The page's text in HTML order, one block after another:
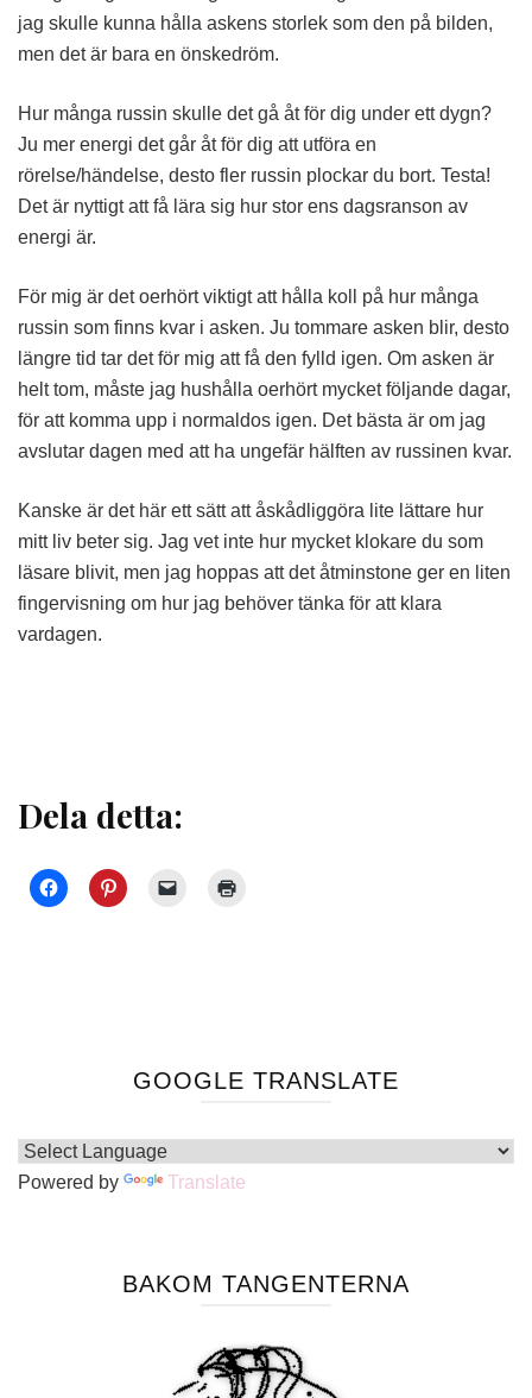
jag skulle kunna hålla askens storlek som den på bilden,
men det är bara en önskedröm.
Hur många russin skulle det gå åt för dig under ett dygn?
Ju mer energi det går åt för dig att utföra en
rörelse/händelse, desto fler russin plockar du bort. Testa!
Det är nyttigt att få lära sig hur stor ens dagsranson av
energi är.
För mig är det oerhört viktigt att hålla koll på hur många
russin som finns kvar i asken. Ju tommare asken blir, desto
längre tid tar det för mig att få den fylld igen. Om asken är
helt tom, måste jag hushålla oerhört mycket följande dagar,
för att komma upp i normaldos igen. Det bästa är om jag
avslutar dagen med att ha ungefär hälften av russinen kvar.
Kanske är det här ett sätt att åskådliggöra lite lättare hur
mitt liv beter sig. Jag vet inte hur mycket klokare du som
läsare blivit, men jag hoppas att det åtminstone ger en liten
fingervisning om hur jag behöver tänka för att klara
vardagen.
Dela detta:
GOOGLE TRANSLATE
Powered by Translate
BAKOM TANGENTERNA